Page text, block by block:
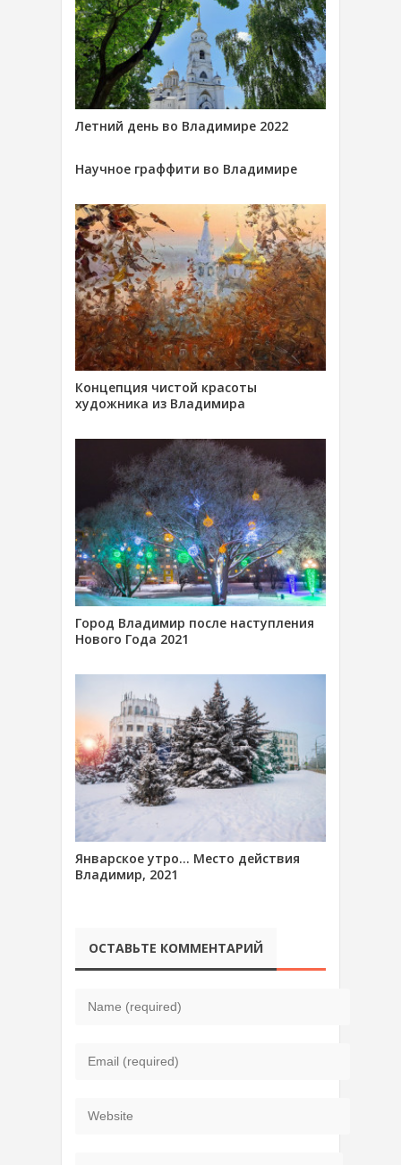
Летний день во Владимире 2022
Научное граффити во Владимире
Концепция чистой красоты
художника из Владимира
Город Владимир после наступления
Нового Года 2021
Январское утро… Место действия
Владимир, 2021
ОСТАВЬТЕ КОММЕНТАРИЙ